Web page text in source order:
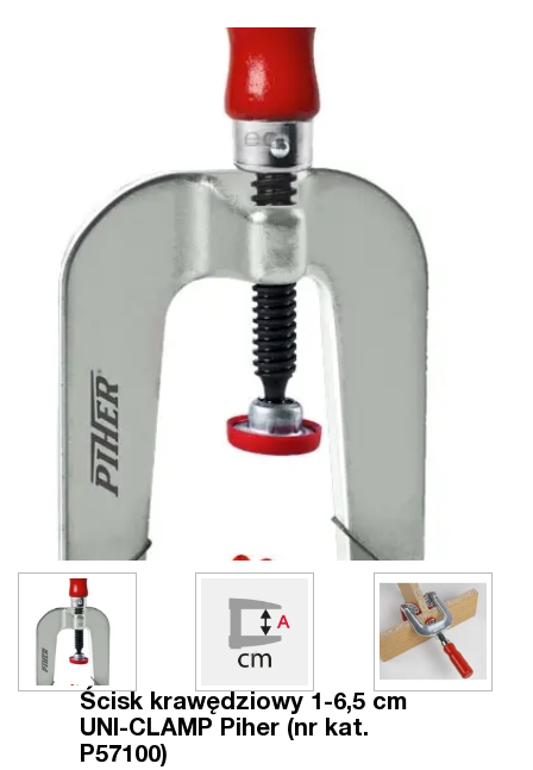
Ścisk krawędziowy 1-6,5 cm
UNI-CLAMP Piher (nr kat.
P57100)